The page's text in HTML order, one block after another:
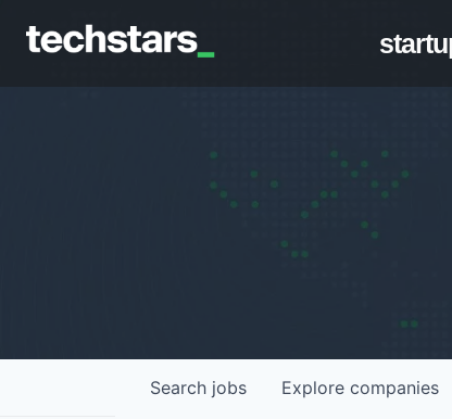
Search jobs Explore companies